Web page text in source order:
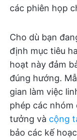
các phiên họp
Cho dù bạn
định mục tiêu
hoạt này đảm
đúng hướng.
gian làm việc
phép các
tưởng và cộng
bảo các kế